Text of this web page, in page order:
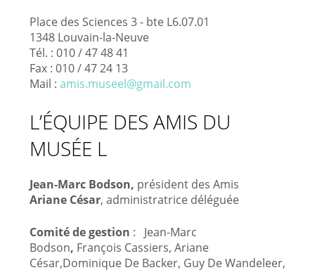
Place des Sciences 3 - bte L6.07.01
1348 Louvain-la-Neuve
Tél. : 010 / 47 48 41
Fax : 010 / 47 24 13
Mail : amis.museel@gmail.com
L’ÉQUIPE DES AMIS DU
MUSÉE L
Jean-Marc Bodson, président des Amis
Ariane César, administratrice déléguée
Comité de gestion :
Jean-Marc
Bodson, François Cassiers, Ariane
César,Dominique De Backer, Guy De Wandeleer,